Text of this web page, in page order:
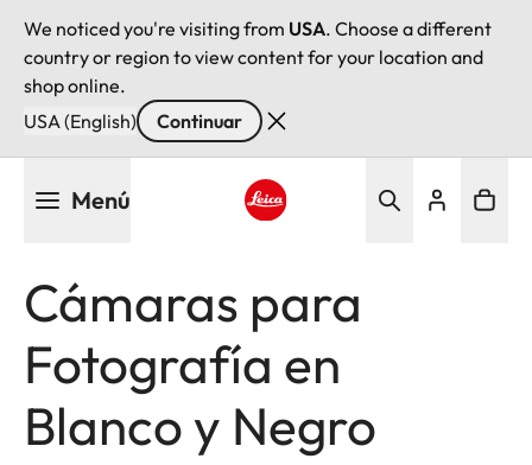
We noticed you're visiting from USA. Choose a different
country or region to view content for your location and
shop online.
USA (English)
Continuar
Menú
Cámaras para
Fotografía en
Blanco y Negro